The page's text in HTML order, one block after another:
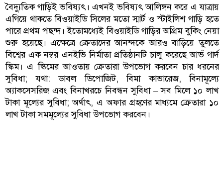
বৈদ্যুতিক গাড়িই ভবিষ্যৎ। এখনই ভবিষ্যৎ আলিঙ্গন করে এ যাত্রায়
এগিয়ে থাকতে বিওয়াইডি সিলের মতো স্মার্ট ও স্টাইলিশ গাড়ি হতে
পারে প্রথম পছন্দ। ইতোমধ্যেই বিওয়াইডি গাড়ির অগ্রিম বুকিং নেয়া
শুরু হয়েছে। এক্ষেত্রে ক্রেতাদের আনন্দকে আরও বাড়িয়ে তুলতে
বিশ্বের এক নম্বর এনইভি নির্মাতা প্রতিষ্ঠানটি চালু করেছে আভঁ গার্দ
স্কিম। এ স্কিমের আওতায় ক্রেতারা উপভোগ করবেন চার ধরনের
সুবিধা; যথা: ডাবল ডিপোজিট, বিমা কাভারেজ, বিনামূল্যে
অ্যাকসেসরিজ এবং বিনাখরচে নিবন্ধন সুবিধা – সব মিলে ১০ লাখ
টাকা মূল্যের সুবিধা; অর্থাৎ, এ অফার গ্রহণের মাধ্যমে ক্রেতারা ১০
লাখ টাকা সমমূল্যের সুবিধা উপভোগ করবেন।